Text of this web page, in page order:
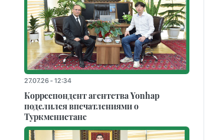
27.07.26 - 12:34
Корреспондент агентства Yonhap
поделился впечатлениями о
Туркменистане